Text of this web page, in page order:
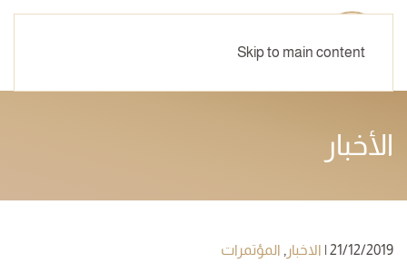
Skip to main content
الأخبار
21/12/2019
| الاخبار , المؤتمرات